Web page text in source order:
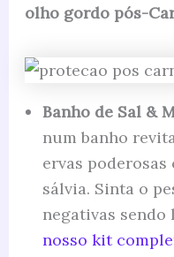
olho gordo pós-
Banho de Sal &
num banho
ervas
sálvia. Sinta o
negativas sendo
nosso kit